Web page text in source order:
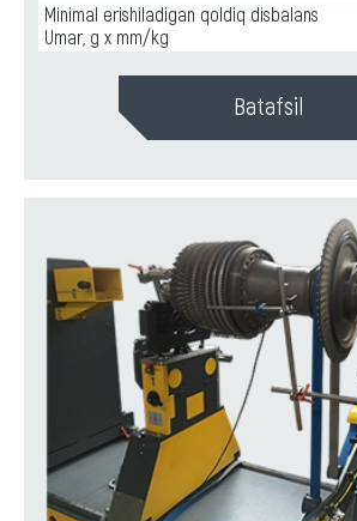
Minimal erishiladigan qoldiq disbalans
Umar, g x mm/kg
Batafsil